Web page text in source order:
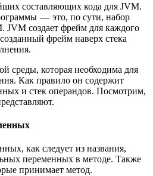
составляющих кода для JVM.
— это, по сути, набор
создает фрейм для каждого
фрейм наверх стека
среды, которая необходима для
Как правило он содержит
и стек операндов. Посмотрим,
как следует из названия,
переменных в методе. Также
принимает метод.